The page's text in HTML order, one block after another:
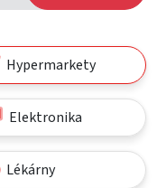
Hypermarkety
Elektronika
Lékárny